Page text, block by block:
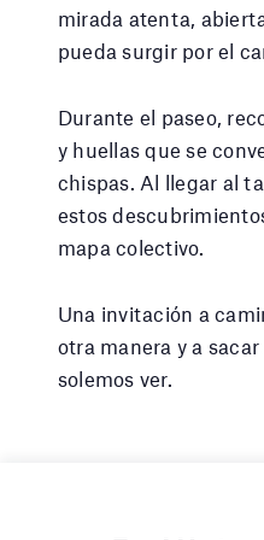
mirada atenta,
pueda surgir por el
Durante el paseo,
y huellas que se
chispas. Al llegar al
estos
mapa colectivo.
Una invitación a
otra manera y a
solemos ver.